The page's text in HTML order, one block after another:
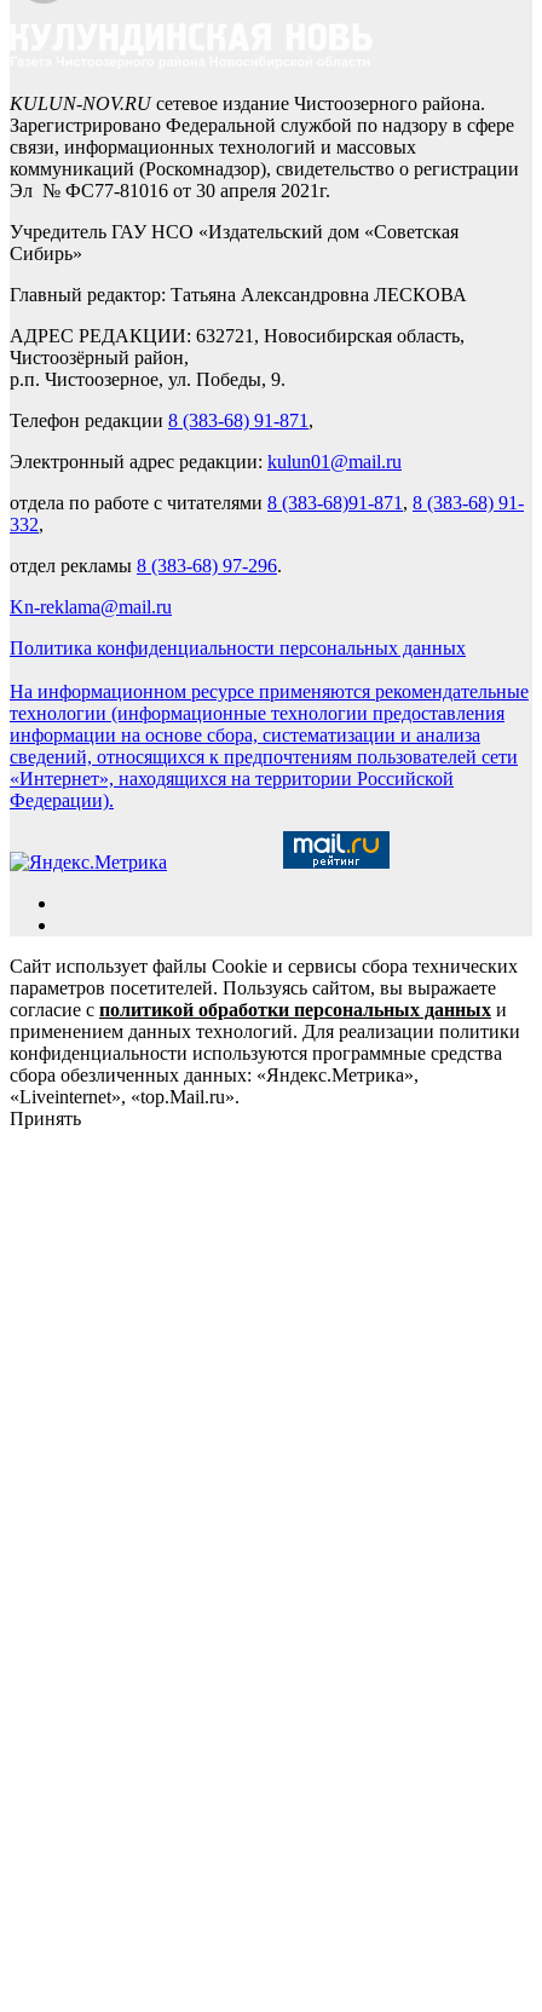
KULUN-NOV.RUсетевое издание Чистоозерного района.
Зарегистрировано Федеральной службой по надзору в сфере
связи, информационных технологий и массовых
коммуникаций (Роскомнадзор), свидетельство о регистрации
Эл № ФС77-81016 от 30 апреля 2021г.
Учредитель ГАУ НСО «Издательский дом «Советская
Сибирь»
Главный редактор: Татьяна Александровна ЛЕСКОВА
АДРЕС РЕДАКЦИИ: 632721, Новосибирская область,
Чистоозёрный район,
р.п. Чистоозерное, ул. Победы, 9.
Телефон редакции 8 (383-68) 91-871 ,
Электронный адрес редакции: kulun01@mail.ru
отдела по работе с читателями 8 (383-68)91-871 , 8 (383-68) 91-
332,
отдел рекламы 8 (383-68) 97-296.
Kn-reklama@mail.ru
Политика конфиденциальности персональных данных
На информационном ресурсе применяются рекомендательные
технологии (информационные технологии предоставления
информации на основе сбора, систематизации и анализа
сведений, относящихся к предпочтениям пользователей сети
«Интернет», находящихся на территории Российской
Федерации).
Сайт использует файлы Cookie и сервисы сбора технических
параметров посетителей. Пользуясь сайтом, вы выражаете
согласие с политикой обработки персональных данных и
применением данных технологий. Для реализации политики
конфиденциальности используются программные средства
сбора обезличенных данных: «Яндекс.Метрика»,
«Liveinternet», «top.Mail.ru».
Принять